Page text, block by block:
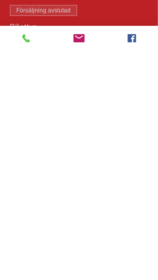
Försäljning avslutad
Biljettyp
Salong - Sittplats utan bord